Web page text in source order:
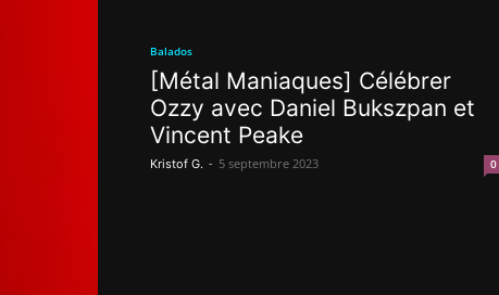
Balados
[Métal Maniaques] Célébrer
Ozzy avec Daniel Bukszpan et
Vincent Peake
Kristof G. - 5 septembre 2023 0